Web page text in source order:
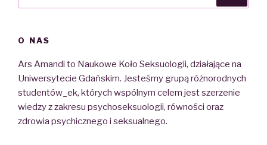
O NAS
Ars Amandi to Naukowe Koło Seksuologii, działające na
Uniwersytecie Gdańskim. Jesteśmy grupą różnorodnych
studentów_ek, których wspólnym celem jest szerzenie
wiedzy z zakresu psychoseksuologii, równości oraz
zdrowia psychicznego i seksualnego.